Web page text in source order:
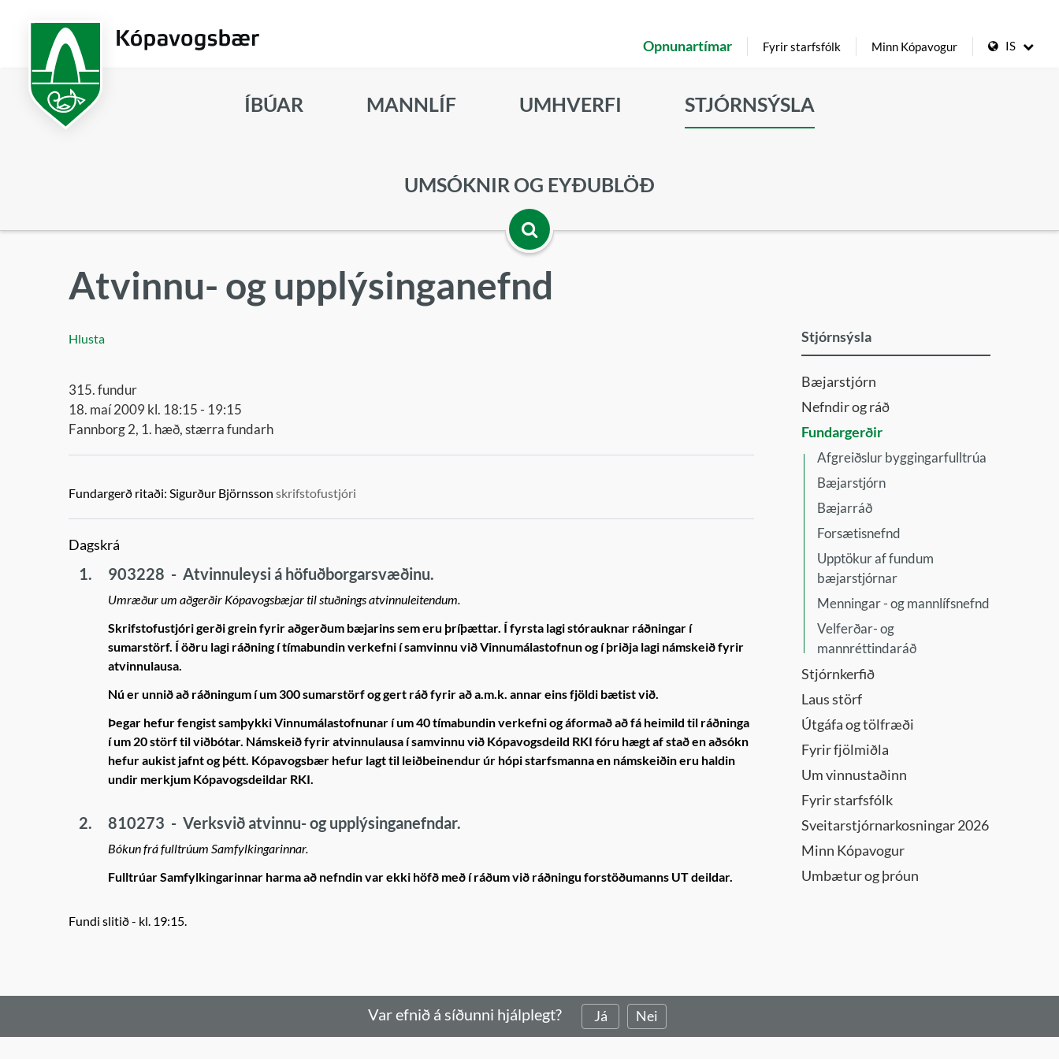
ÍBÚAR MANNLÍF UMHVERFI STJÓRNSÝSLA
UMSÓKNIR OG EYÐUBLÖÐ
Opna
leitarbox
Opnunartímar Fyrir starfsfólk Minn Kópavogur IS
Atvinnu- og upplýsinganefnd
Hlusta
315. fundur
18. maí 2009 kl. 18:15 - 19:15
Fannborg 2, 1. hæð, stærra fundarh
Fundargerð ritaði: Sigurður Björnsson skrifstofustjóri
Dagskrá
1. 903228 - Atvinnuleysi á höfuðborgarsvæðinu.
Umræður um aðgerðir Kópavogsbæjar til stuðnings atvinnuleitendum.
Skrifstofustjóri gerði grein fyrir aðgerðum bæjarins sem eru þríþættar. Í fyrsta lagi stórauknar ráðningar í
sumarstörf. Í öðru lagi ráðning í tímabundin verkefni í samvinnu við Vinnumálastofnun og í þriðja lagi námskeið fyrir
atvinnulausa.
Nú er unnið að ráðningum í um 300 sumarstörf og gert ráð fyrir að a.m.k. annar eins fjöldi bætist við.
Þegar hefur fengist samþykki Vinnumálastofnunar í um 40 tímabundin verkefni og áformað að fá heimild til ráðninga
í um 20 störf til viðbótar. Námskeið fyrir atvinnulausa í samvinnu við Kópavogsdeild RKI fóru hægt af stað en aðsókn
hefur aukist jafnt og þétt. Kópavogsbær hefur lagt til leiðbeinendur úr hópi starfsmanna en námskeiðin eru haldin
undir merkjum Kópavogsdeildar RKI.
2. 810273 - Verksvið atvinnu- og upplýsinganefndar.
Bókun frá fulltrúum Samfylkingarinnar.
Fulltrúar Samfylkingarinnar harma að nefndin var ekki höfð með í ráðum við ráðningu forstöðumanns UT deildar.
Fundi slitið - kl. 19:15.
Stjórnsýsla
Bæjarstjórn
Nefndir og ráð
Fundargerðir
Afgreiðslur byggingarfulltrúa
Bæjarstjórn
Bæjarráð
Forsætisnefnd
Upptökur af fundum
bæjarstjórnar
Menningar - og mannlífsnefnd
Velferðar- og
mannréttindaráð
Stjórnkerfið
Laus störf
Útgáfa og tölfræði
Fyrir fjölmiðla
Um vinnustaðinn
Fyrir starfsfólk
Sveitarstjórnarkosningar 2026
Minn Kópavogur
Umbætur og þróun
Var efnið á síðunni hjálplegt? Já Nei